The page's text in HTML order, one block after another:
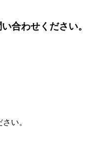
合わせください。
い。